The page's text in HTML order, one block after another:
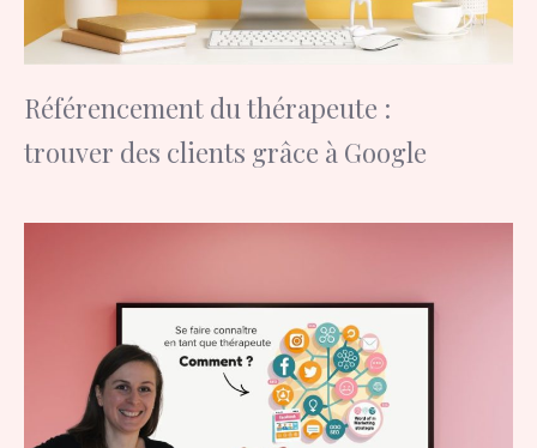
Référencement du thérapeute :
trouver des clients grâce à Google